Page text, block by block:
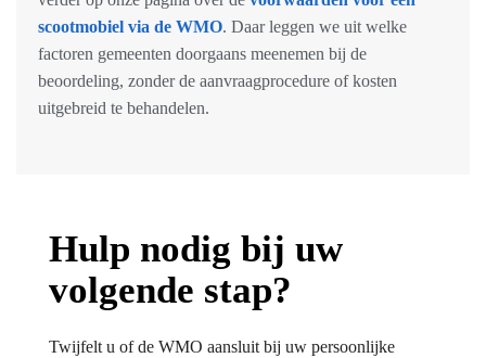
scootmobiel via de WMO. Daar leggen we uit welke
factoren gemeenten doorgaans meenemen bij de
beoordeling, zonder de aanvraagprocedure of kosten
uitgebreid te behandelen.
Hulp nodig bij uw
volgende stap?​
Twijfelt u of de WMO aansluit bij uw persoonlijke